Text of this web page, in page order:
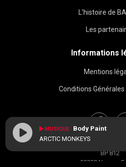
L'histoire de
Les
Informations
Mentions
Conditions
BP 812
58008 Nevers,
MUSIQUE Body Paint
ARCTIC MONKEYS